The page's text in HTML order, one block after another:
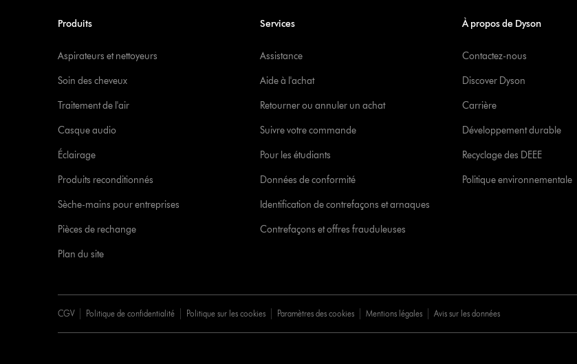
Produits
Aspirateurs et nettoyeurs
Soin des cheveux
Traitement de l'air
Casque audio
Éclairage
Produits reconditionnés
Sèche-mains pour entreprises
Pièces de rechange
Plan du site
Services
Assistance
Aide à l'achat
Retourner ou annuler un achat
Suivre votre commande
Pour les étudiants
Données de conformité
Identification de contrefaçons et arnaques
Contrefaçons et offres frauduleuses
À propos de Dyson
Contactez-nous
Discover Dyson
Carrière
Développement durable
Recyclage des DEEE
Politique environnementale
CGV Politique de confidentialité Politique sur les cookies Paramètres des cookies Mentions légales Avis sur les données